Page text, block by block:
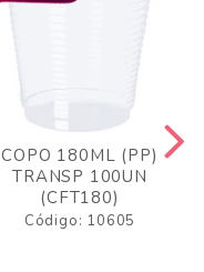
COPO 180ML (PP)
TRANSP 100UN
(CFT180)
Código: 10605